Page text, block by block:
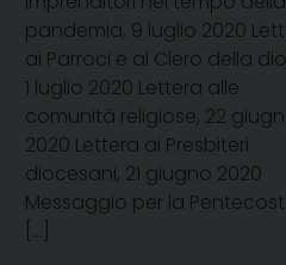
pandemia, 9 luglio 2020
ai Parroci e al Clero della
1 luglio 2020 Lettera alle
comunità religiose, 22
2020 Lettera ai Presbiteri
diocesani, 21 giugno 2020
Messaggio per la
[…]